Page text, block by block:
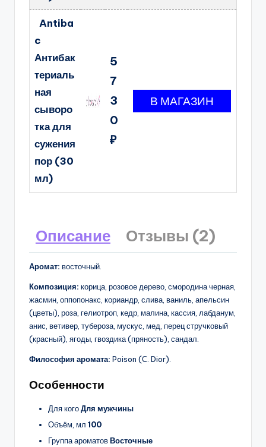
Antiba
c
Антибак
териаль
ная
сыворо
тка для
сужения
пор (30
мл)
5
7
3
0
₽
Описание Отзывы (2)
Аромат: восточный.
Композиция: корица, розовое дерево, смородина черная,
жасмин, оппопонакс, кориандр, слива, ваниль, апельсин
(цветы), роза, гелиотроп, кедр, малина, кассия, лабданум,
анис, ветивер, тубероза, мускус, мед, перец стручковый
(красный), ягоды, гвоздика (пряность), сандал.
Философия аромата: Poison (С. Dior).
Особенности
Для когоДля мужчины
Объём, мл 100
Группа ароматовВосточные